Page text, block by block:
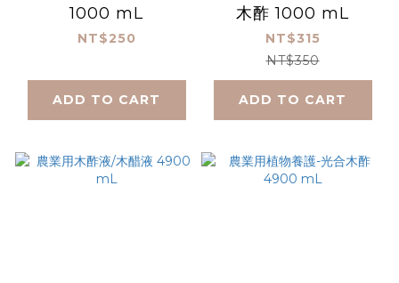
1000 mL
NT$250
ADD TO CART
木酢 1000 mL
NT$315
NT$350
ADD TO CART